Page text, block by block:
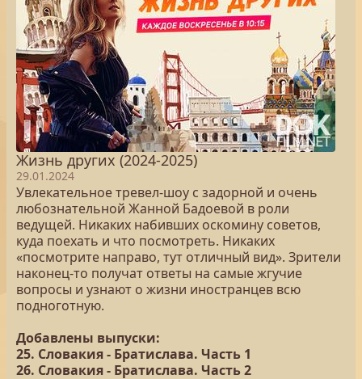
Жизнь других (2024-2025)
29.01.2024
Увлекательное тревел-шоу с задорной и очень
любознательной Жанной Бадоевой в роли
ведущей. Никаких набивших оскомину советов,
куда поехать и что посмотреть. Никаких
«посмотрите направо, тут отличный вид». Зрители
наконец-то получат ответы на самые жгучие
вопросы и узнают о жизни иностранцев всю
подноготную.
Добавлены выпуски:
25. Словакия - Братислава. Часть 1
26. Словакия - Братислава. Часть 2